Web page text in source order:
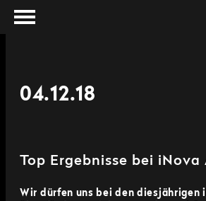
04.12.18
Top Ergebnisse bei iNova
Wir dürfen uns bei den diesjährigen